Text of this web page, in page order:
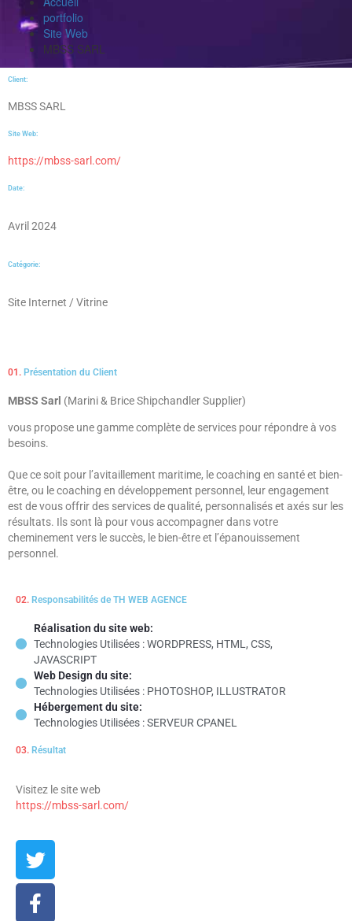
portfolio
Site Web
MBSS SARL
Client:
MBSS SARL
Site Web:
https://mbss-sarl.com/
Date:
Avril 2024
Catégorie:
Site Internet / Vitrine
01. Présentation du Client
MBSS Sarl (Marini & Brice Shipchandler Supplier)
vous propose une gamme complète de services pour répondre à vos
besoins.
Que ce soit pour l’avitaillement maritime, le coaching en santé et bien-
être, ou le coaching en développement personnel, leur engagement
est de vous offrir des services de qualité, personnalisés et axés sur les
résultats. Ils sont là pour vous accompagner dans votre
cheminement vers le succès, le bien-être et l’épanouissement
personnel.
02. Responsabilités de TH WEB AGENCE
Réalisation du site web:
Technologies Utilisées : WORDPRESS, HTML, CSS,
JAVASCRIPT
Web Design du site:
Technologies Utilisées : PHOTOSHOP, ILLUSTRATOR
Hébergement du site:
Technologies Utilisées : SERVEUR CPANEL
03. Résultat
Visitez le site web
https://mbss-sarl.com/